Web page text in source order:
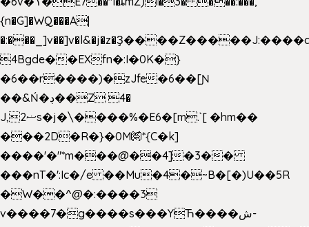
{n�G]�WQ���A|
4Bgde��EXfn�:I�0K�}
�6��r����)�zJfe�6��[Ɲ
��&Ń�ڊ��Z 4�
J,ޟ2s�j�\����%�E6�[m.`[ �hm��
���2D�R�}�0M㉀*{C�k]
����'�"*m���@��4]�3��
���nT�':Ic�/e ��Mu�4�~B�[�)U��5R
�W��^@�:����3
v����7�g����s���YЋ����ش-